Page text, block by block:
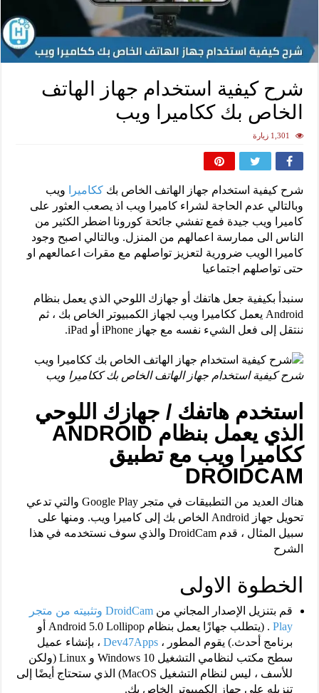
شرح كيفية استخدام جهاز الهاتف
الخاص بك ككاميرا ويب
1,301 زيارة
شرح كيفية استخدام جهاز الهاتف الخاص بك ككاميرا
ويب
وبالتالي عدم الحاجة لشراء كاميرا ويب اذ يصعب العثور على
كاميرا ويب جيدة فمع تفشي جائحة كورونا اضطر الكثير من
الناس الى ممارسة اعمالهم من المنزل. وبالتالي اصبح وجود
كاميرا الويب ضرورية لتعزيز تواصلهم مع مقرات اعمالعهم او
حتى تواصلهم اجتماعيا
سنبدأ بكيفية جعل هاتفك أو جهازك اللوحي الذي يعمل بنظام
Android يعمل ككاميرا ويب لجهاز الكمبيوتر الخاص بك ، ثم
ننتقل إلى فعل الشيء نفسه مع جهاز iPhone أو iPad.
شرح كيفية استخدام جهاز الهاتف الخاص بك ككاميرا ويب
استخدم هاتفك / جهازك اللوحي
الذي يعمل بنظام ANDROID
ككاميرا ويب مع تطبيق
DROIDCAM
هناك العديد من التطبيقات في متجر Google Play والتي تدعي
تحويل جهاز Android الخاص بك إلى كاميرا ويب. ومنها على
سبيل المثال ، قدم DroidCam والذي سوف نستخدمه في هذا
الشرح
الخطوة الاولى
قم بتنزيل الإصدار المجاني من
DroidCam وتثبيته من متجر
Play
. (يتطلب جهازًا يعمل بنظام Android 5.0 Lollipop أو
برنامج أحدث.) يقوم المطور ، Dev47Apps، بإنشاء عميل
سطح مكتب لنظامي التشغيل Windows 10 و Linux (ولكن
للأسف ، ليس لنظام التشغيل MacOS) الذي ستحتاج أيضًا إلى
تنزيله على جهاز الكمبيوتر الخاص بك.